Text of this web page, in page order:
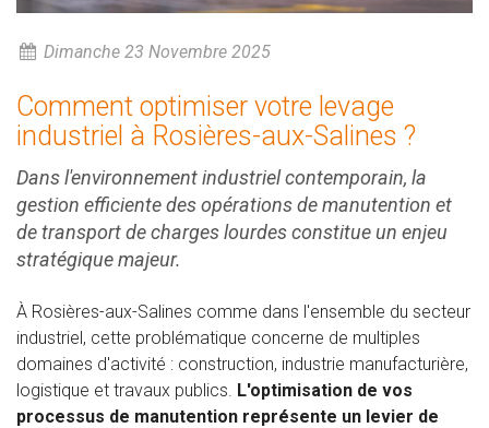
Dimanche 23 Novembre 2025
Comment optimiser votre levage
industriel à Rosières-aux-Salines ?
Dans l'environnement industriel contemporain, la
gestion efficiente des opérations de manutention et
de transport de charges lourdes constitue un enjeu
stratégique majeur.
À Rosières-aux-Salines comme dans l'ensemble du secteur
industriel, cette problématique concerne de multiples
domaines d'activité : construction, industrie manufacturière,
logistique et travaux publics. L'optimisation de vos
processus de manutention représente un levier de